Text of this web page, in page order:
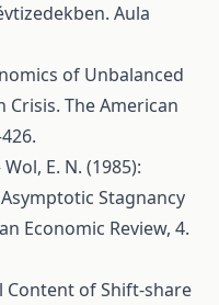
Aula
of Unbalanced
The American
E. N. (1985):
Stagnancy
Economic Review, 4.
Content of Shift-share